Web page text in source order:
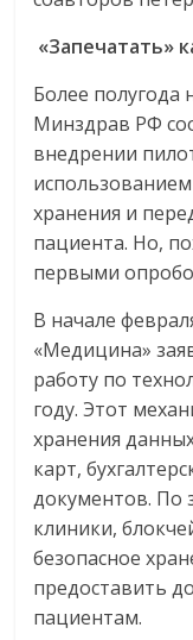
«Запечатать»
Более полугода
Минздрав РФ
внедрении
хранения и
пациента. Но,
первыми
В начале
«Медицина»
работу по
году. Этот
хранения
карт,
документов. По
клиники,
безопасное
предоставить
пациентам.